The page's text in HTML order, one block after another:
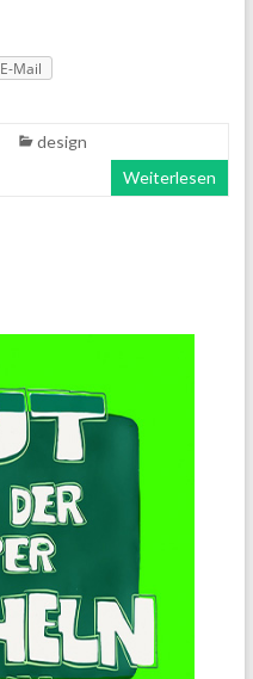
E-Mail
design
Weiterlesen